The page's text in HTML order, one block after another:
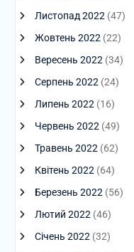
Листопад 2022 (47)
Жовтень 2022 (22)
Вересень 2022 (34)
Серпень 2022 (24)
Липень 2022 (16)
Червень 2022 (49)
Травень 2022 (62)
Квітень 2022 (64)
Березень 2022 (56)
Лютий 2022 (46)
Січень 2022 (32)